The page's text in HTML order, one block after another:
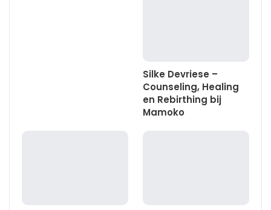
Silke Devriese –
Counseling, Healing
en Rebirthing bij
Mamoko